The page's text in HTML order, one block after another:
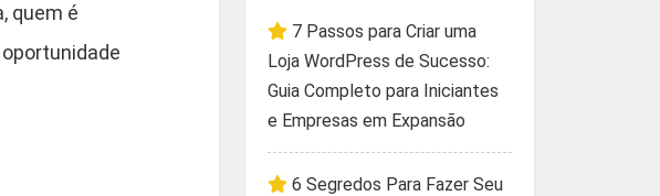
quem é
7 Passos para Criar uma
Loja WordPress de Sucesso:
Guia Completo para Iniciantes
e Empresas em Expansão
6 Segredos Para Fazer Seu